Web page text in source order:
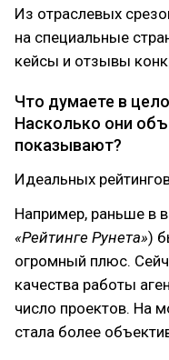
Из отраслевых
на специальные
кейсы и отзывы
Что думаете в
Насколько они
показывают?
Идеальных
Например, раньше в
«Рейтинге Рунета»)
огромный плюс.
качества работы
число проектов. На
стала более